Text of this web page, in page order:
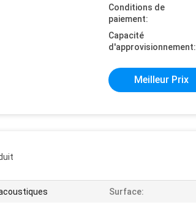
Conditions de
paiement:
Capacité
d'approvisionnement:
Meilleur Prix
Surface: